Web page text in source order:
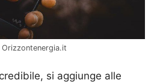
Orizzontenergia.it
si aggiunge alle